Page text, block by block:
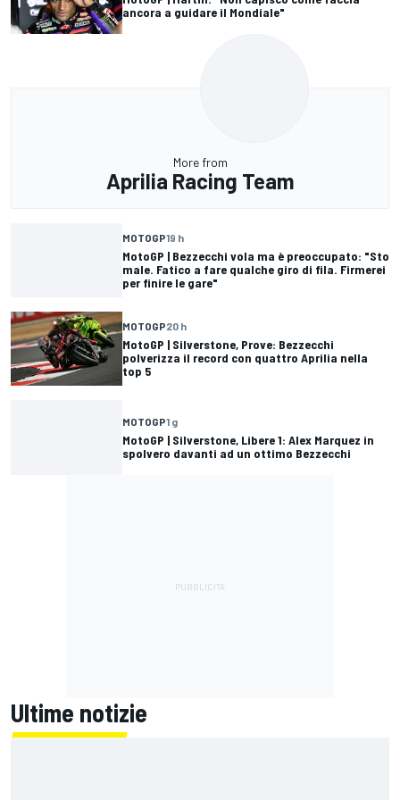
ancora a guidare il Mondiale"
More from
Aprilia Racing Team
MOTOGP19 h
MotoGP | Bezzecchi vola ma è preoccupato: "Sto
male. Fatico a fare qualche giro di fila. Firmerei
per finire le gare"
MOTOGP20 h
MotoGP | Silverstone, Prove: Bezzecchi
polverizza il record con quattro Aprilia nella
top 5
MOTOGP1 g
MotoGP | Silverstone, Libere 1: Alex Marquez in
spolvero davanti ad un ottimo Bezzecchi
Ultime notizie